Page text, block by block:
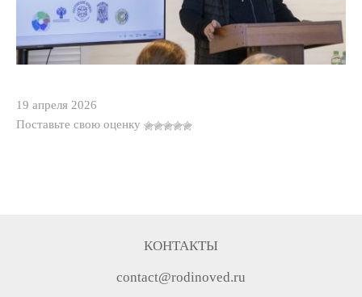
19 апреля 2026
Поставьте свою оценку
КОНТАКТЫ
contact@rodinoved.ru